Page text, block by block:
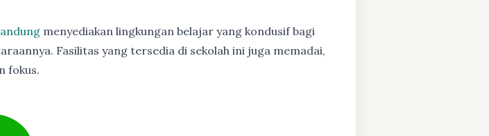
menyediakan lingkungan belajar yang kondusif bagi
Fasilitas yang tersedia di sekolah ini juga memadai,
fokus.